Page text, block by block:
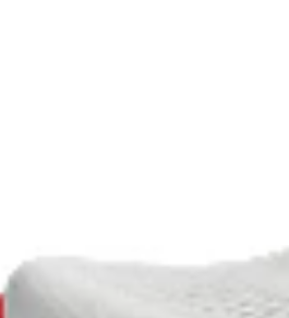
Combines ASICSGRIP™ rubber and